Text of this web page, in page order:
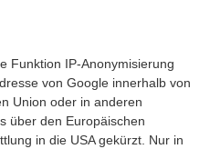
Funktion IP-Anonymisierung
von Google innerhalb von
Union oder in anderen
über den Europäischen
in die USA gekürzt. Nur in